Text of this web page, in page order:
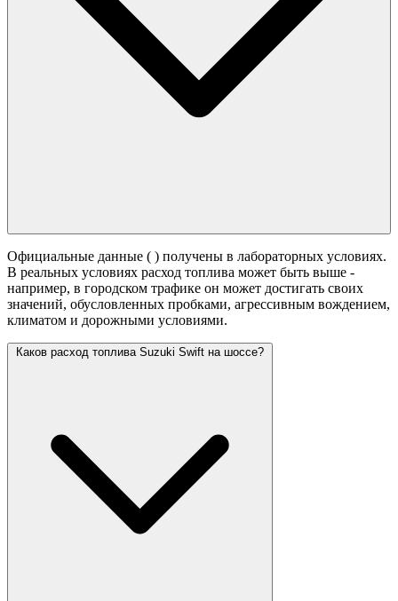
Официальные данные ( ) получены в лабораторных условиях.
В реальных условиях расход топлива может быть выше -
например, в городском трафике он может достигать своих
значений, обусловленных пробками, агрессивным вождением,
климатом и дорожными условиями.
Каков расход топлива Suzuki Swift на шоссе?